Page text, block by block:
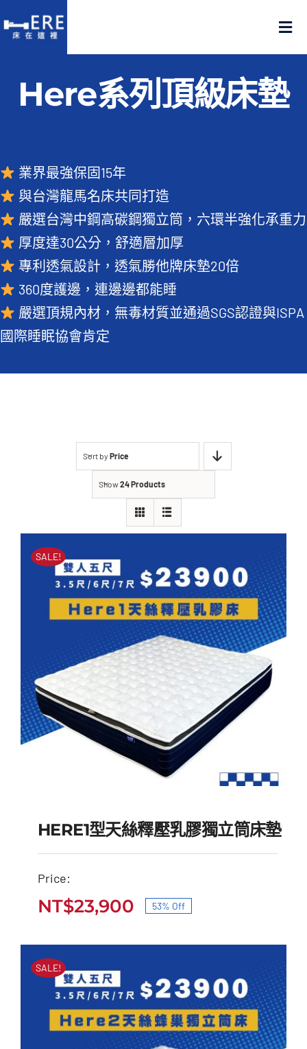
to
認識床在這裡
門市在這裡
名人推薦
好評推薦
品質嚴選
常見QA
Here系列頂級床墊
業界最強保固15年
與台灣龍馬名床共同打造
嚴選台灣中鋼高碳鋼獨立筒，六環半強化承重力
厚度達30公分，舒適層加厚
專利透氣設計，透氣勝他牌床墊20倍
360度護邊，連邊邊都能睡
嚴選頂規內材，無毒材質並通過SGS認證與ISPA
國際睡眠協會肯定
Sort by Price
Show24 Products
SALE!
HERE1型天絲釋壓乳膠獨
價
格：
NT$51,000。
價
格：
NT$23,900。
HERE1型天絲釋壓乳膠獨立筒床墊
Price:
原
始
格：
NT$51,000。
NT$23,900
目
前
格：
NT$23,900。
53% Off
SALE!